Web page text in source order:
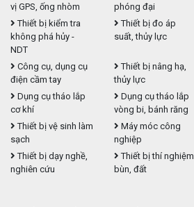
vị GPS, ống nhòm
phóng đại
Thiết bị kiểm tra
không phá hủy -
NDT
Thiết bị đo áp
suất, thủy lực
Công cụ, dụng cụ
điện cầm tay
Thiết bị nâng hạ,
thủy lực
Dụng cụ tháo lắp
cơ khí
Dụng cụ tháo lắp
vòng bi, bánh răng
Thiết bị vệ sinh làm
sạch
Máy móc công
nghiệp
Thiết bị dạy nghề,
nghiên cứu
Thiết bị thí nghiệm
bùn, đất